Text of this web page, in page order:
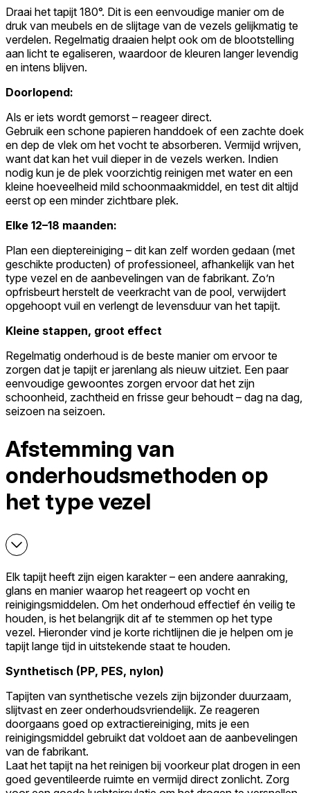
Draai het tapijt 180°. Dit is een eenvoudige manier om de
druk van meubels en de slijtage van de vezels gelijkmatig te
verdelen. Regelmatig draaien helpt ook om de blootstelling
aan licht te egaliseren, waardoor de kleuren langer levendig
en intens blijven.
Doorlopend:
Als er iets wordt gemorst – reageer direct.
Gebruik een schone papieren handdoek of een zachte doek
en dep de vlek om het vocht te absorberen. Vermijd wrijven,
want dat kan het vuil dieper in de vezels werken. Indien
nodig kun je de plek voorzichtig reinigen met water en een
kleine hoeveelheid mild schoonmaakmiddel, en test dit altijd
eerst op een minder zichtbare plek.
Elke 12–18 maanden:
Plan een dieptereiniging – dit kan zelf worden gedaan (met
geschikte producten) of professioneel, afhankelijk van het
type vezel en de aanbevelingen van de fabrikant. Zo’n
opfrisbeurt herstelt de veerkracht van de pool, verwijdert
opgehoopt vuil en verlengt de levensduur van het tapijt.
Kleine stappen, groot effect
Regelmatig onderhoud is de beste manier om ervoor te
zorgen dat je tapijt er jarenlang als nieuw uitziet. Een paar
eenvoudige gewoontes zorgen ervoor dat het zijn
schoonheid, zachtheid en frisse geur behoudt – dag na dag,
seizoen na seizoen.
Afstemming van
onderhoudsmethoden op
het type vezel
Elk tapijt heeft zijn eigen karakter – een andere aanraking,
glans en manier waarop het reageert op vocht en
reinigingsmiddelen. Om het onderhoud effectief én veilig te
houden, is het belangrijk dit af te stemmen op het type
vezel. Hieronder vind je korte richtlijnen die je helpen om je
tapijt lange tijd in uitstekende staat te houden.
Synthetisch (PP, PES, nylon)
Tapijten van synthetische vezels zijn bijzonder duurzaam,
slijtvast en zeer onderhoudsvriendelijk. Ze reageren
doorgaans goed op extractiereiniging, mits je een
reinigingsmiddel gebruikt dat voldoet aan de aanbevelingen
van de fabrikant.
Laat het tapijt na het reinigen bij voorkeur plat drogen in een
goed geventileerde ruimte en vermijd direct zonlicht. Zorg